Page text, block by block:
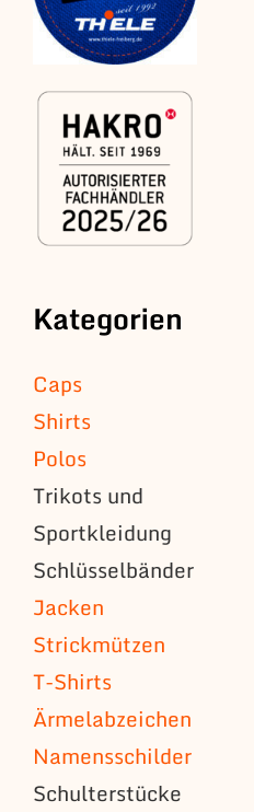
Kategorien
Caps
Shirts
Polos
Trikots und
Sportkleidung
Schlüsselbänder
Jacken
Strickmützen
T-Shirts
Ärmelabzeichen
Namensschilder
Schulterstücke